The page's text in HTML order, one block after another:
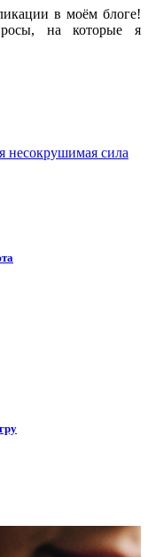
в моём блоге!
на которые я
несокрушимая сила